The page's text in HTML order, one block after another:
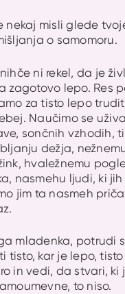
nekaj misli glede
o samomoru.
ni rekel, da je
zagotovo lepo. Res
za tisto lepo
Naučimo se
sončnih vzhodih,
dežja,
hvaležnemu
nasmehu ljudi, ki
jim ta nasmeh
mladenka, potrudi
tisto, kar je lepo,
in vedi, da stvari, ki
to niso.